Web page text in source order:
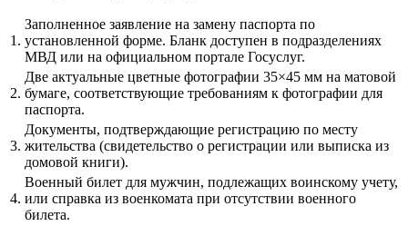
1.
Заполненное заявление на замену паспорта по
установленной форме. Бланк доступен в подразделениях
МВД или на официальном портале Госуслуг.
2.
Две актуальные цветные фотографии 35×45 мм на матовой
бумаге, соответствующие требованиям к фотографии для
паспорта.
3.
Документы, подтверждающие регистрацию по месту
жительства (свидетельство о регистрации или выписка из
домовой книги).
4.
Военный билет для мужчин, подлежащих воинскому учету,
или справка из военкомата при отсутствии военного
билета.